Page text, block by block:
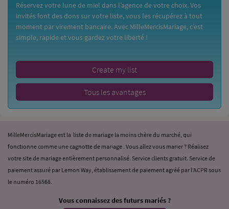
Réservez votre lune de miel dans l’agence de votre choix. Vos
invités font des dons sur votre liste, vous les récupérez à tout
moment par virement bancaire. Avec MilleMercisMariage, c’est
simple, rapide et vous gardez votre liberté !
Create my list
Tous les avantages
MilleMercisMariage est la liste de mariage la moins chère du marché, qui
fonctionne comme une cagnotte de mariage . Vous allez vous marier ? Réalisez
votre site de mariage entièrement personnalisé. Service clients gratuit. Service de
paiement assuré par Lemon Way, établissement de paiement agréé par l’ACPR sous
le numéro 16568.
Vous connaissez des futurs mariés ?